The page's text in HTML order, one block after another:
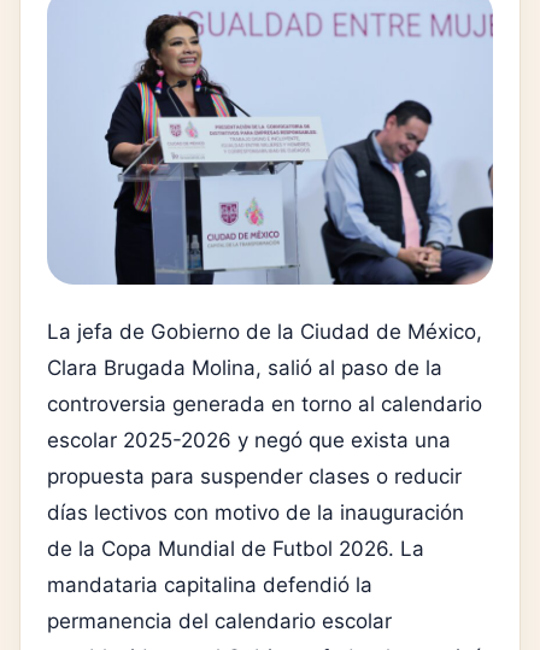
La jefa de Gobierno de la Ciudad de México,
Clara Brugada Molina, salió al paso de la
controversia generada en torno al calendario
escolar 2025-2026 y negó que exista una
propuesta para suspender clases o reducir
días lectivos con motivo de la inauguración
de la Copa Mundial de Futbol 2026. La
mandataria capitalina defendió la
permanencia del calendario escolar